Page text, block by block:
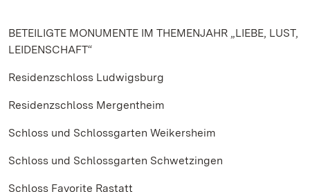
BETEILIGTE MONUMENTE IM THEMENJAHR „LIEBE, LUST,
LEIDENSCHAFT“
Residenzschloss Ludwigsburg
Residenzschloss Mergentheim
Schloss und Schlossgarten Weikersheim
Schloss und Schlossgarten Schwetzingen
Schloss Favorite Rastatt